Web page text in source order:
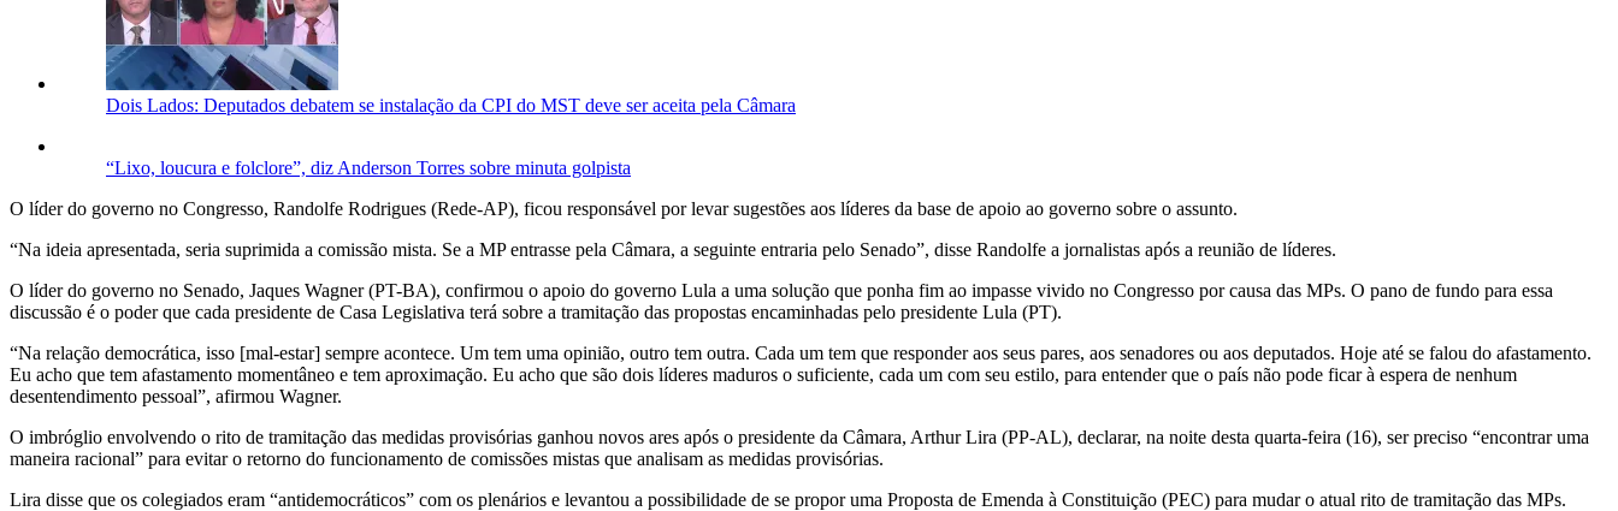
Dois Lados: Deputados debatem se instalação da CPI do MST deve ser aceita pela Câmara
“Lixo, loucura e folclore”, diz Anderson Torres sobre minuta golpista
O líder do governo no Congresso, Randolfe Rodrigues (Rede-AP), ficou responsável por levar sugestões aos líderes da base de apoio ao governo sobre o assunto.
“Na ideia apresentada, seria suprimida a comissão mista. Se a MP entrasse pela Câmara, a seguinte entraria pelo Senado”, disse Randolfe a jornalistas após a reunião de líderes.
O líder do governo no Senado, Jaques Wagner (PT-BA), confirmou o apoio do governo Lula a uma solução que ponha fim ao impasse vivido no Congresso por causa das MPs. O pano de fundo para essa
discussão é o poder que cada presidente de Casa Legislativa terá sobre a tramitação das propostas encaminhadas pelo presidente Lula (PT).
“Na relação democrática, isso [mal-estar] sempre acontece. Um tem uma opinião, outro tem outra. Cada um tem que responder aos seus pares, aos senadores ou aos deputados. Hoje até se falou do afastamento.
Eu acho que tem afastamento momentâneo e tem aproximação. Eu acho que são dois líderes maduros o suficiente, cada um com seu estilo, para entender que o país não pode ficar à espera de nenhum
desentendimento pessoal”, afirmou Wagner.
O imbróglio envolvendo o rito de tramitação das medidas provisórias ganhou novos ares após o presidente da Câmara, Arthur Lira (PP-AL), declarar, na noite desta quarta-feira (16), ser preciso “encontrar uma
maneira racional” para evitar o retorno do funcionamento de comissões mistas que analisam as medidas provisórias.
Lira disse que os colegiados eram “antidemocráticos” com os plenários e levantou a possibilidade de se propor uma Proposta de Emenda à Constituição (PEC) para mudar o atual rito de tramitação das MPs.